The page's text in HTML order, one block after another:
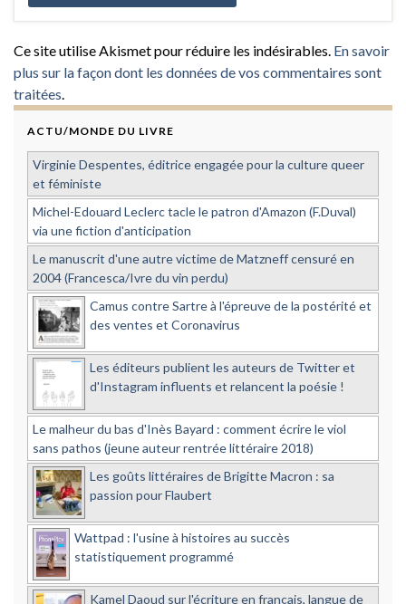
Ce site utilise Akismet pour réduire les indésirables. En savoir
plus sur la façon dont les données de vos commentaires sont
traitées
ACTU/MONDE DU LIVRE
Virginie Despentes, éditrice engagée pour la culture queer
et féministe
Michel-Edouard Leclerc tacle le patron d'Amazon (F.Duval)
via une fiction d'anticipation
Le manuscrit d'une autre victime de Matzneff censuré en
2004 (Francesca/Ivre du vin perdu)
Camus contre Sartre à l'épreuve de la postérité et
des ventes et Coronavirus
Les éditeurs publient les auteurs de Twitter et
d'Instagram influents et relancent la poésie !
Le malheur du bas d'Inès Bayard : comment écrire le viol
sans pathos (jeune auteur rentrée littéraire 2018)
Les goûts littéraires de Brigitte Macron : sa
passion pour Flaubert
Wattpad : l'usine à histoires au succès
statistiquement programmé
Kamel Daoud sur l'écriture en français, langue de